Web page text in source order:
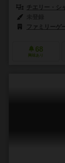
チエリー・シ
ファミリーゲ
68
興味あり